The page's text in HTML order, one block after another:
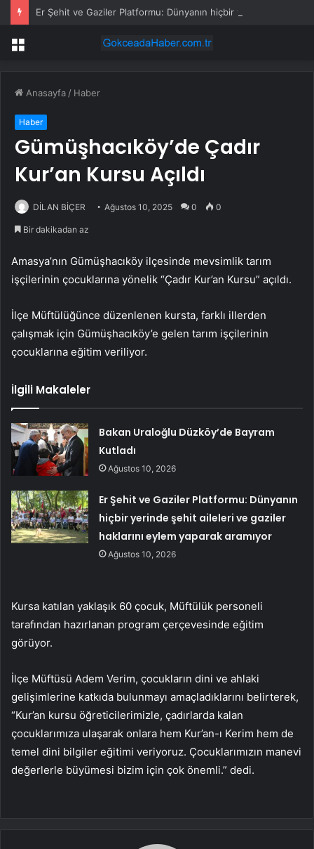
Menü
Anasayfa / Haber
Haber
Gümüşhacıköy’de Çadır
Kur’an Kursu Açıldı
DİLAN BİÇER Ağustos 10, 2025 0 0
Bir dakikadan az
Amasya’nın Gümüşhacıköy ilçesinde mevsimlik tarım
işçilerinin çocuklarına yönelik “Çadır Kur’an Kursu” açıldı.
İlçe Müftülüğünce düzenlenen kursta, farklı illerden
çalışmak için Gümüşhacıköy’e gelen tarım işçilerinin
çocuklarına eğitim veriliyor.
İlgili Makaleler
Bakan Uraloğlu Düzköy’de Bayram
Kutladı
Ağustos 10, 2026
Er Şehit ve Gaziler Platformu: Dünyanın
hiçbir yerinde şehit aileleri ve gaziler
haklarını eylem yaparak aramıyor
Ağustos 10, 2026
Kursa katılan yaklaşık 60 çocuk, Müftülük personeli
tarafından hazırlanan program çerçevesinde eğitim
görüyor.
İlçe Müftüsü Adem Verim, çocukların dini ve ahlaki
gelişimlerine katkıda bulunmayı amaçladıklarını belirterek,
“Kur’an kursu öğreticilerimizle, çadırlarda kalan
çocuklarımıza ulaşarak onlara hem Kur’an-ı Kerim hem de
temel dini bilgiler eğitimi veriyoruz. Çocuklarımızın manevi
değerlerle büyümesi bizim için çok önemli.” dedi.